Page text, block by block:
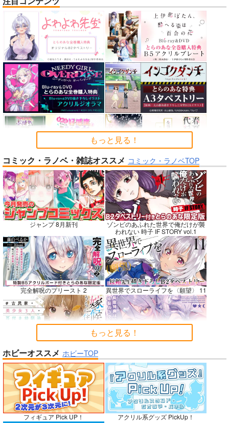
nanka A kanji no titl
ハイパーソニックソウ
ル
2,200円（税込）
Fate/Grand Order
インドラ
近藤勇
サンプル
カート
RED nankaAkanjino
OMNIBUS
ハイパーソニックソウ
ル
3,025円（税込）
Fate/Grand Order
カルナ
アルジュナ
サンプル
カート
STRIKE THE SUMME
R
mohumohu
専売 1,100円（税込）
姫柊雪菜
藍羽浅葱
煌坂紗矢華
サンプル
カート
No.6
BLUE nankaAkanjin
oOMNIBUS
ハイパーソニックソウ
ル
3,025円 （税込）
カルナ
サンプル
カート
No.8
社畜巡礼記３ 南米ス
ペシャル
赤茄子労働組合
専売 1,375円（税込）
Dr.STONE
あさぎりゲン
七海龍水
氷月
サンプル
カート
No.9
Lynx Lenx
碧茶園
専売 1,257円（税込）
VOCALOID 鏡音レン
サンプル
カート
No.9
もっと見る！
コミック・ラノベ・雑誌オススメ コミック・ラノベTOP
ジャンプ 8月新刊
ゾンビのあふれた世界で俺だけが襲
われない 時子 IF STORY vol.1
完全解呪のプリースト 2 異世界でスローライフを〈願望〉 11
嫁候補、うちに住むらしい。 #古民
家・美少女3人・耳付き幼馴染
まる。
もっと見る！
ホビーオススメ ホビーTOP
フィギュア Pick UP！ アクリル系グッズ PickUp！